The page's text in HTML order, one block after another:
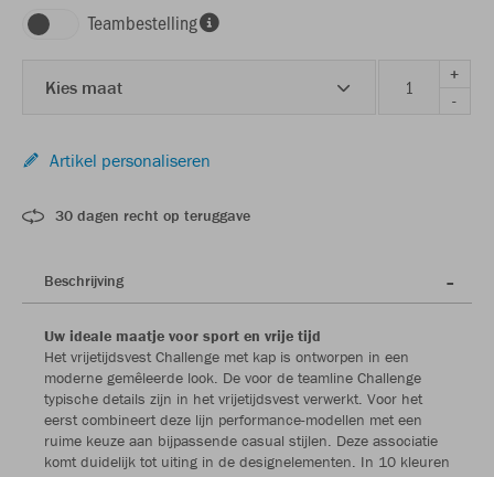
Teambestelling
Kies maat
+
-
Artikel personaliseren
30 dagen recht op teruggave
Beschrijving
Uw ideale maatje voor sport en vrije tijd
Het vrijetijdsvest Challenge met kap is ontworpen in een
moderne gemêleerde look. De voor de teamline Challenge
typische details zijn in het vrijetijdsvest verwerkt. Voor het
eerst combineert deze lijn performance-modellen met een
ruime keuze aan bijpassende casual stijlen. Deze associatie
komt duidelijk tot uiting in de designelementen. In 10 kleuren